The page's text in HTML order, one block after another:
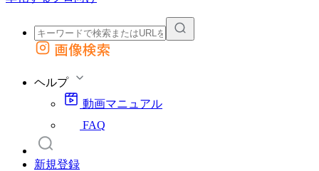
外部サイトの商品をカートに追加
画像検索
ヘルプ
動画マニュアル
FAQ
新規登録